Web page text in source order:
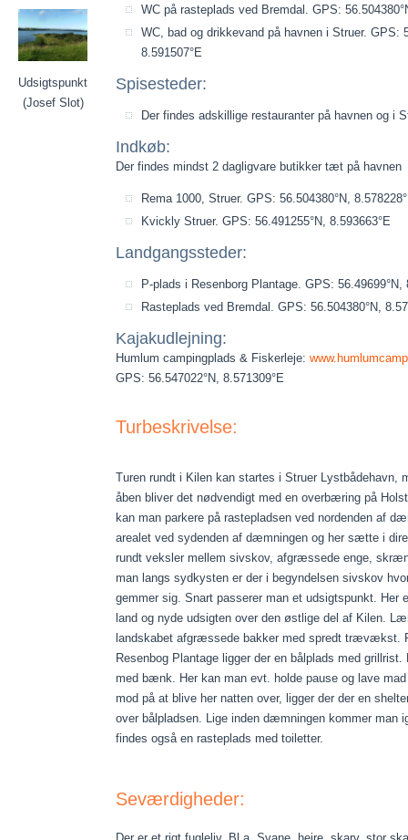
Udsigtspunkt
(Josef Slot)
WC på rasteplads ved Bremdal. GPS:
WC, bad og drikkevand på havnen i Struer. GPS:
8.591507°E
Spisesteder:
Der findes adskillige restauranter på havnen og i
Indkøb:
Der findes mindst 2 dagligvare butikker tæt på havnen
Rema 1000, Struer. GPS: 56.504380°N,
Kvickly Struer. GPS: 56.491255°N, 8.593663°E
Landgangssteder:
P-plads i Resenborg Plantage. GPS: 56.49699°N,
Rasteplads ved Bremdal. GPS: 56.504380°N,
Kajakudlejning:
Humlum campingplads & Fiskerleje:
GPS: 56.547022°N, 8.571309°E
Turbeskrivelse:
Turen rundt i Kilen kan startes i Struer Lystbådehavn,
åben bliver det nødvendigt med en overbæring på
kan man parkere på rastepladsen ved nordenden af
arealet ved sydenden af dæmningen og her sætte i
rundt veksler mellem sivskov, afgræssede enge,
man langs sydkysten er der i begyndelsen sivskov
gemmer sig. Snart passerer man et udsigtspunkt. Her
land og nyde udsigten over den østlige del af Kilen.
landskabet afgræssede bakker med spredt trævækst.
Resenbog Plantage ligger der en bålplads med grillrist.
med bænk. Her kan man evt. holde pause og lave
mod på at blive her natten over, ligger der der en
over bålpladsen. Lige inden dæmningen kommer man
findes også en rasteplads med toiletter.
Seværdigheder: